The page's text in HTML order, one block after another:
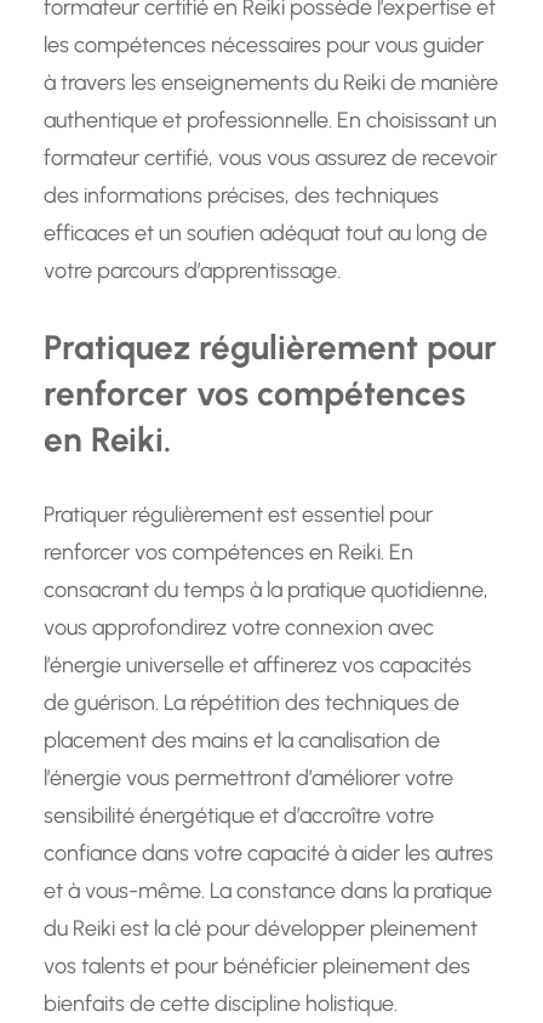
formateur certifié en Reiki possède l’expertise et
les compétences nécessaires pour vous guider
à travers les enseignements du Reiki de manière
authentique et professionnelle. En choisissant un
formateur certifié, vous vous assurez de recevoir
des informations précises, des techniques
efficaces et un soutien adéquat tout au long de
votre parcours d’apprentissage.
Pratiquez régulièrement pour
renforcer vos compétences
en Reiki.
Pratiquer régulièrement est essentiel pour
renforcer vos compétences en Reiki. En
consacrant du temps à la pratique quotidienne,
vous approfondirez votre connexion avec
l’énergie universelle et affinerez vos capacités
de guérison. La répétition des techniques de
placement des mains et la canalisation de
l’énergie vous permettront d’améliorer votre
sensibilité énergétique et d’accroître votre
confiance dans votre capacité à aider les autres
et à vous-même. La constance dans la pratique
du Reiki est la clé pour développer pleinement
vos talents et pour bénéficier pleinement des
bienfaits de cette discipline holistique.